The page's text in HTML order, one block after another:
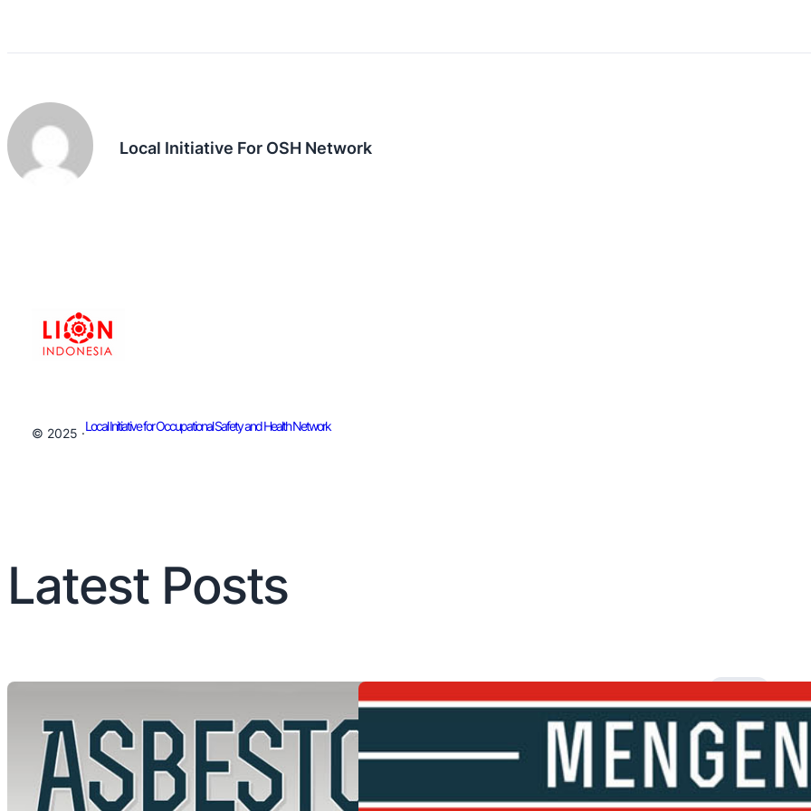
Local Initiative For OSH Network
© 2025 ·
Local Initiative for Occupational Safety and Health Network
Latest Posts
Isu K3
Bawang’
Local